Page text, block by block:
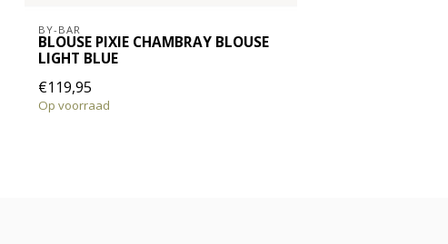
BY-BAR
BLOUSE PIXIE CHAMBRAY BLOUSE
LIGHT BLUE
€119,95
Op voorraad